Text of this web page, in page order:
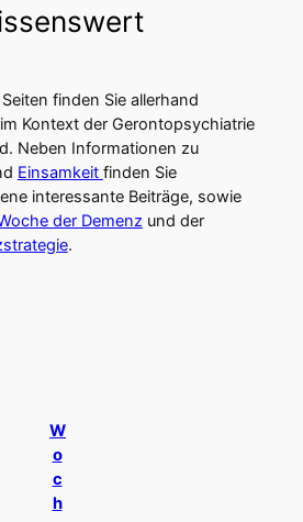
finden Sie allerhand
Kontext der Gerontopsychiatrie
Neben Informationen zu
Einsamkeit finden Sie
interessante Beiträge, sowie
der Demenz und der
.
W
o
c
h